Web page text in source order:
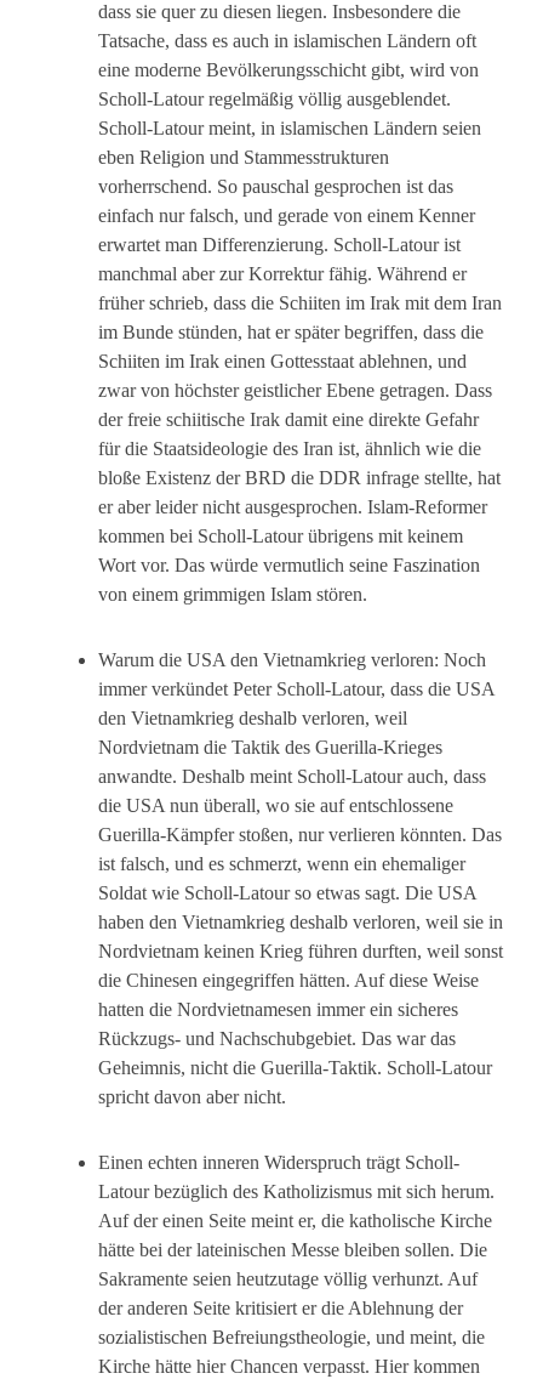
dass sie quer zu diesen liegen. Insbesondere die
Tatsache, dass es auch in islamischen Ländern oft
eine moderne Bevölkerungsschicht gibt, wird von
Scholl-Latour regelmäßig völlig ausgeblendet.
Scholl-Latour meint, in islamischen Ländern seien
eben Religion und Stammesstrukturen
vorherrschend. So pauschal gesprochen ist das
einfach nur falsch, und gerade von einem Kenner
erwartet man Differenzierung. Scholl-Latour ist
manchmal aber zur Korrektur fähig. Während er
früher schrieb, dass die Schiiten im Irak mit dem Iran
im Bunde stünden, hat er später begriffen, dass die
Schiiten im Irak einen Gottesstaat ablehnen, und
zwar von höchster geistlicher Ebene getragen. Dass
der freie schiitische Irak damit eine direkte Gefahr
für die Staatsideologie des Iran ist, ähnlich wie die
bloße Existenz der BRD die DDR infrage stellte, hat
er aber leider nicht ausgesprochen. Islam-Reformer
kommen bei Scholl-Latour übrigens mit keinem
Wort vor. Das würde vermutlich seine Faszination
von einem grimmigen Islam stören.
Warum die USA den Vietnamkrieg verloren: Noch
immer verkündet Peter Scholl-Latour, dass die USA
den Vietnamkrieg deshalb verloren, weil
Nordvietnam die Taktik des Guerilla-Krieges
anwandte. Deshalb meint Scholl-Latour auch, dass
die USA nun überall, wo sie auf entschlossene
Guerilla-Kämpfer stoßen, nur verlieren könnten. Das
ist falsch, und es schmerzt, wenn ein ehemaliger
Soldat wie Scholl-Latour so etwas sagt. Die USA
haben den Vietnamkrieg deshalb verloren, weil sie in
Nordvietnam keinen Krieg führen durften, weil sonst
die Chinesen eingegriffen hätten. Auf diese Weise
hatten die Nordvietnamesen immer ein sicheres
Rückzugs- und Nachschubgebiet. Das war das
Geheimnis, nicht die Guerilla-Taktik. Scholl-Latour
spricht davon aber nicht.
Einen echten inneren Widerspruch trägt Scholl-
Latour bezüglich des Katholizismus mit sich herum.
Auf der einen Seite meint er, die katholische Kirche
hätte bei der lateinischen Messe bleiben sollen. Die
Sakramente seien heutzutage völlig verhunzt. Auf
der anderen Seite kritisiert er die Ablehnung der
sozialistischen Befreiungstheologie, und meint, die
Kirche hätte hier Chancen verpasst. Hier kommen